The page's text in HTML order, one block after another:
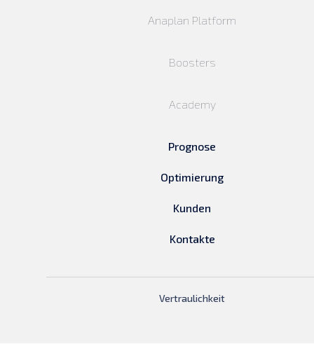
Anaplan Platform
Boosters
Academy
Prognose
Optimierung
Kunden
Kontakte
Vertraulichkeit